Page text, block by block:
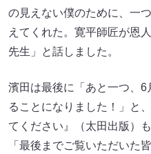
の見えない僕のために、一
えてくれた。寛平師匠が恩
先生」と話しました。
濱田は最後に「あと一つ、
ることになりました！」と
てください』（太田出版）
「最後までご覧いただいた